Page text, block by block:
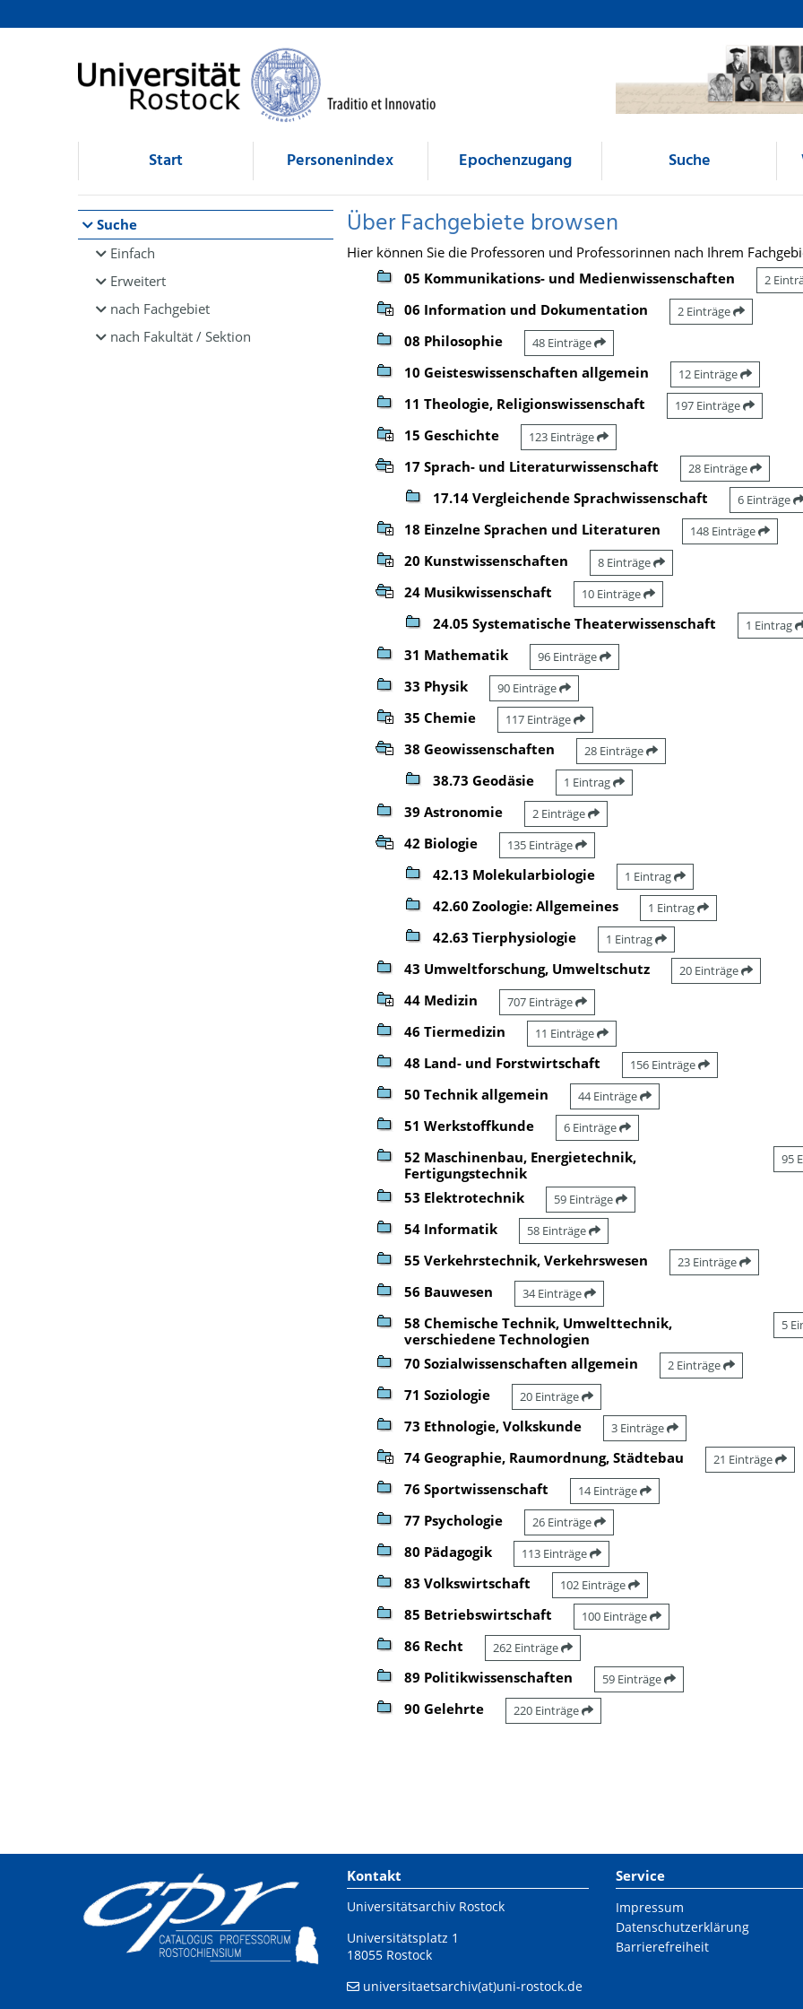
Browsen
direkt zum Inhalt
Start Personenindex Epochenzugang Suche
Suche
Einfach
Erweitert
nach Fachgebiet
nach Fakultät / Sektion
Über Fachgebiete browsen
Hier können Sie die Professoren und Professorinnen nach Ihrem
05 Kommunikations- und Medienwissenschaften
2
06 Information und Dokumentation 2 Einträge
08 Philosophie 48 Einträge
10 Geisteswissenschaften allgemein 12 Einträge
11 Theologie, Religionswissenschaft 197 Einträge
15 Geschichte 123 Einträge
17 Sprach- und Literaturwissenschaft 28 Einträge
17.14 Vergleichende Sprachwissenschaft 6 Einträge
18 Einzelne Sprachen und Literaturen 148 Einträge
20 Kunstwissenschaften 8 Einträge
24 Musikwissenschaft 10 Einträge
24.05 Systematische Theaterwissenschaft 1 Eintrag
31 Mathematik 96 Einträge
33 Physik 90 Einträge
35 Chemie 117 Einträge
38 Geowissenschaften 28 Einträge
38.73 Geodäsie 1 Eintrag
39 Astronomie 2 Einträge
42 Biologie 135 Einträge
42.13 Molekularbiologie 1 Eintrag
42.60 Zoologie: Allgemeines 1 Eintrag
42.63 Tierphysiologie 1 Eintrag
43 Umweltforschung, Umweltschutz 20 Einträge
44 Medizin 707 Einträge
46 Tiermedizin 11 Einträge
48 Land- und Forstwirtschaft 156 Einträge
50 Technik allgemein 44 Einträge
51 Werkstoffkunde 6 Einträge
52 Maschinenbau, Energietechnik,
Fertigungstechnik
95
53 Elektrotechnik 59 Einträge
54 Informatik 58 Einträge
55 Verkehrstechnik, Verkehrswesen 23 Einträge
56 Bauwesen 34 Einträge
58 Chemische Technik, Umwelttechnik,
verschiedene Technologien
5
70 Sozialwissenschaften allgemein 2 Einträge
71 Soziologie 20 Einträge
73 Ethnologie, Volkskunde 3 Einträge
74 Geographie, Raumordnung, Städtebau 21 Einträge
76 Sportwissenschaft 14 Einträge
77 Psychologie 26 Einträge
80 Pädagogik 113 Einträge
83 Volkswirtschaft 102 Einträge
85 Betriebswirtschaft 100 Einträge
86 Recht 262 Einträge
89 Politikwissenschaften 59 Einträge
90 Gelehrte 220 Einträge
Kontakt
Universitätsarchiv Rostock
Universitätsplatz 1
18055 Rostock
universitaetsarchiv(at)uni-rostock.de
Service
Impressum
Datenschutzerklärung
Barrierefreiheit